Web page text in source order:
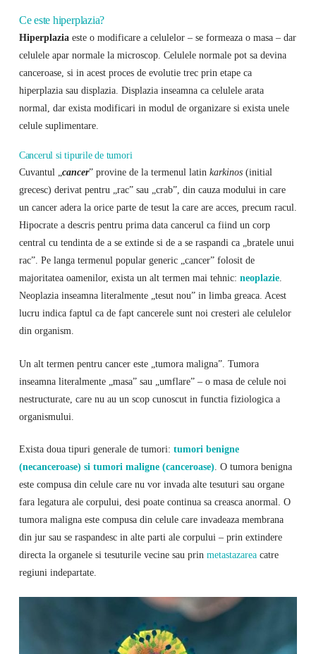
Ce este hiperplazia?
Hiperplaziaeste o modificare a celulelor – se formeaza o masa – dar
celulele apar normale la microscop. Celulele normale pot sa devina
canceroase, si in acest proces de evolutie trec prin etape ca
hiperplazia sau displazia. Displazia inseamna ca celulele arata
normal, dar exista modificari in modul de organizare si exista unele
celule suplimentare.
Cancerul si tipurile de tumori
Cuvantul „cancer” provine de la termenul latin karkinos(initial
grecesc) derivat pentru „rac” sau „crab”, din cauza modului in care
un cancer adera la orice parte de tesut la care are acces, precum racul.
Hipocrate a descris pentru prima data cancerul ca fiind un corp
central cu tendinta de a se extinde si de a se raspandi ca „bratele unui
rac”. Pe langa termenul popular generic „cancer” folosit de
majoritatea oamenilor, exista un alt termen mai tehnic: neoplazie.
Neoplazia inseamna literalmente „tesut nou” in limba greaca. Acest
lucru indica faptul ca de fapt cancerele sunt noi cresteri ale celulelor
din organism.
Un alt termen pentru cancer este „tumora maligna”. Tumora
inseamna literalmente „masa” sau „umflare” – o masa de celule noi
nestructurate, care nu au un scop cunoscut in functia fiziologica a
organismului.
Exista doua tipuri generale de tumori: tumori benigne
(necanceroase) si tumori maligne (canceroase). O tumora benigna
este compusa din celule care nu vor invada alte tesuturi sau organe
fara legatura ale corpului, desi poate continua sa creasca anormal. O
tumora maligna este compusa din celule care invadeaza membrana
din jur sau se raspandesc in alte parti ale corpului – prin extindere
directa la organele si tesuturile vecine sau prin metastazareacatre
regiuni indepartate.